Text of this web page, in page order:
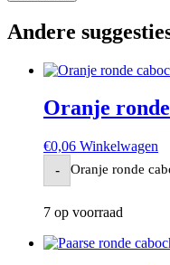
Andere
Oranje
€0,06 Winkelwagen
-
Oranje ronde
7 op voorraad